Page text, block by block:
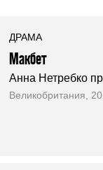
ДРАМА
Макбет
Анна Нетребко
Великобритания,